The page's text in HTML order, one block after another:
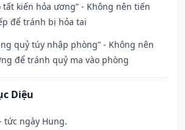
tất kiến hỏa ương” - Không nên tiến
để tránh bị hỏa tai
quỷ túy nhập phòng” - Không nên
để tránh quỷ ma vào phòng
Diệu
tức ngày Hung.